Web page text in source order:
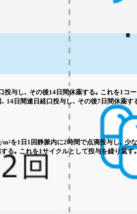
与し､ その後14日間休薬する｡ これを1
日間連日経口投与し､ その後7日間休薬
を1日1回静脈内に2時間で点滴投与し､
る｡ これを1サイクルとして投与を繰り返す｡